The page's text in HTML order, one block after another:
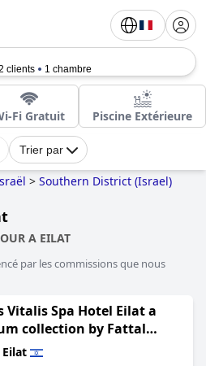
clients 1 chambre
Fi Gratuit Piscine Extérieure
Trier par
> Southern District (Israel)
A EILAT
par les commissions que nous
Vitalis Spa Hotel Eilat a
collection by Fattal
Eilat